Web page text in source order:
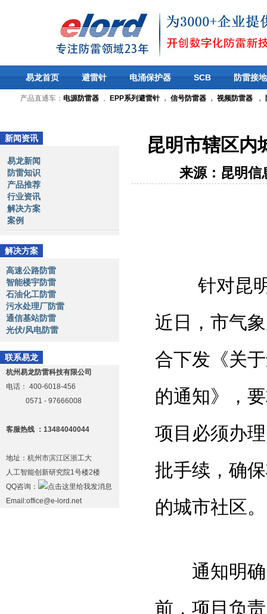
易龙首页 避雷针 电涌保护器 SCB 防雷接地
产品直通车： 电源防雷器 ， EPP系列避雷针， 信号防雷器 ， 视频防雷器 ，
新闻资讯
易龙新闻
防雷知识
产品推荐
行业资讯
解决方案
案例
解决方案
高速公路防雷
智能楼宇防雷
石油化工防雷
污水处理厂防雷
通信基站防雷
光伏/风电防雷
联系易龙
杭州易龙防雷科技有限公司
电话： 400-6018-456
0571 - 97666008
客服热线 ：13484040044
地址：杭州市滨江区浙工大
人工智能创新研究院1号楼2楼
QQ咨询：
Email:office@e-lord.net
昆明市辖区内
来源：昆明信
针对昆明
近日，市气
合下发《关
的通知》，
项目必须办理
批手续，确
的城市社区。
通知明确
前，项目负